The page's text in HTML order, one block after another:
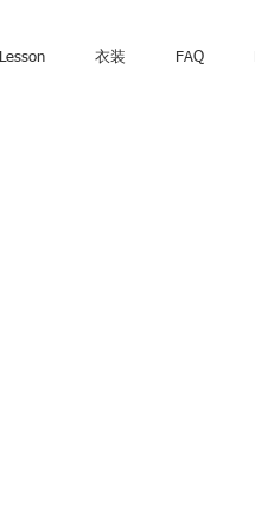
Lesson 衣装 FAQ